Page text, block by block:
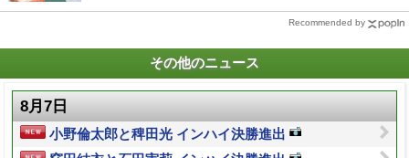
Recommended by
その他のニュース
8月7日
小野倫太郎と稗田光 インハイ決勝進出